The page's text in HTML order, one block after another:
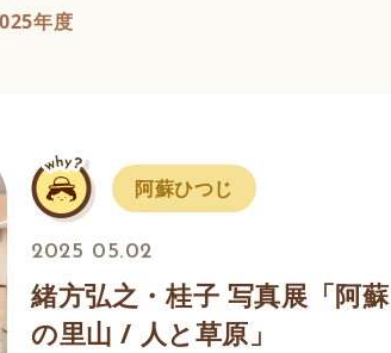
年度
阿蘇ひつじ
2025 05.02
緒方弘之・桂子 写真展「阿蘇
の里山 / 人と草原」